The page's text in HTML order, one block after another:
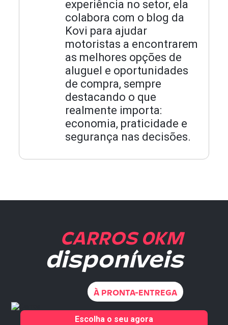
experiência no setor, ela
colabora com o blog da
Kovi para ajudar
motoristas a encontrarem
as melhores opções de
aluguel e oportunidades
de compra, sempre
destacando o que
realmente importa:
economia, praticidade e
segurança nas decisões.
CARROS 0KM
disponíveis
À PRONTA-ENTREGA
Escolha o seu agora